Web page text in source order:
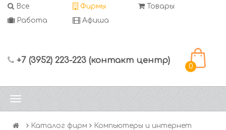
Все Фирмы
Товары
Работа
Афиша
+7 (3952) 223-223 (контакт центр)
0
Каталог фирм
Компьютеры и интернет